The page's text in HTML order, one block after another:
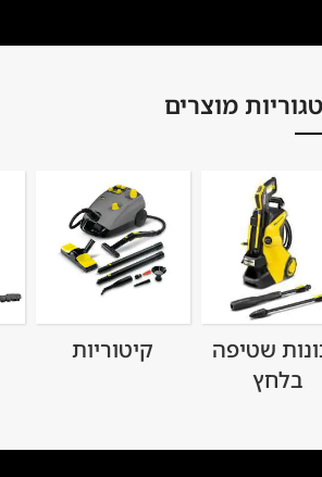
מוצרים
שטיפה
בלחץ
קיטוריות